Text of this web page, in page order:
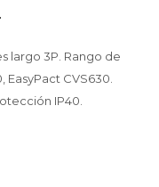
largo 3P. Rango de
CVS630.
IP40.